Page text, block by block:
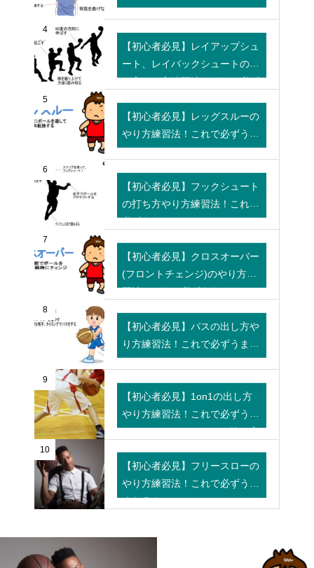
は！
4
【初心者必見】レイアップシュ
ート、レイバックシュートの打
ち方やり方練習法！これで必ず
5
【初心者必見】レッグスルーの
やり方練習法！これで必ずうま
くなる！
6
【初心者必見】フックシュート
の打ち方やり方練習法！これで
必ずうまくなる！！
7
【初心者必見】クロスオーバー
(フロントチェンジ)のやり方練
習法！これで必ずうまくなる！
8
【初心者必見】パスの出し方や
り方練習法！これで必ずうまく
なる！！
9
【初心者必見】1on1の出し方
やり方練習法！これで必ずうま
くなる！ディフェンスを抜く方
10
【初心者必見】フリースローの
やり方練習法！これで必ずうま
くなる！